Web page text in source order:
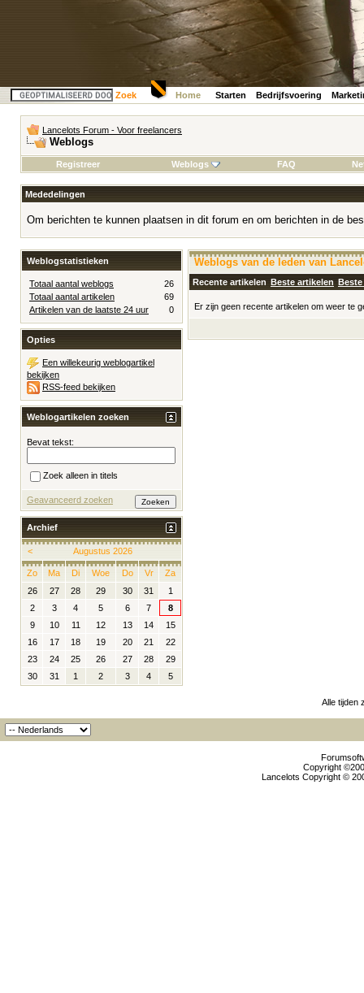
Zoek Home Starten Bedrijfsvoering
Lancelots Forum - Voor freelancers
Weblogs
Registreer Weblogs FAQ
Mededelingen
Om berichten te kunnen plaatsen in dit forum en om berichten in de
Weblogs van de leden van
Recente artikelen Beste artikelen
Er zijn geen recente artikelen om weer te
Weblogstatistieken
Totaal aantal weblogs
26
Totaal aantal artikelen
69
Artikelen van de laatste 24 uur
0
Opties
Een willekeurig weblogartikel
bekijken
RSS-feed bekijken
Weblogartikelen zoeken
Bevat tekst:
Zoek alleen in titels
Geavanceerd zoeken
Archief
< Augustus 2026
Zo Ma Di Woe Do Vr
Za
26
27 28 29 30 31
1
2
3 4 5 6 7
8
9
10 11 12 13 14
15
16
17 18 19 20 21
22
23
24 25 26 27 28
29
30
31 1 2 3 4 5
Alle tijden
Copyright
Lancelots Copyright ©